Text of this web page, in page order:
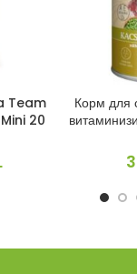
Team
20
Корм для